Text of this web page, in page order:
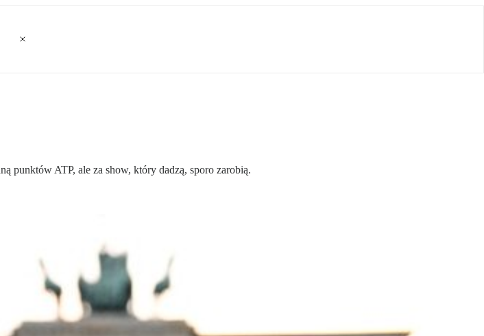
punktów ATP, ale za show, który dadzą, sporo zarobią.